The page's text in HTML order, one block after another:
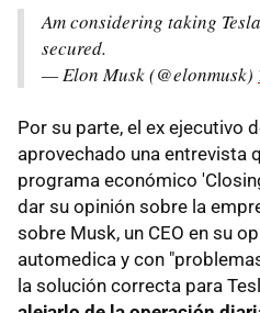
Am considering taking
secured.
— Elon Musk (@elonmusk)
Por su parte, el ex ejecutivo
aprovechado una entrevista
programa económico
dar su opinión sobre la
sobre Musk, un CEO en su
automedica y con
la solución correcta para